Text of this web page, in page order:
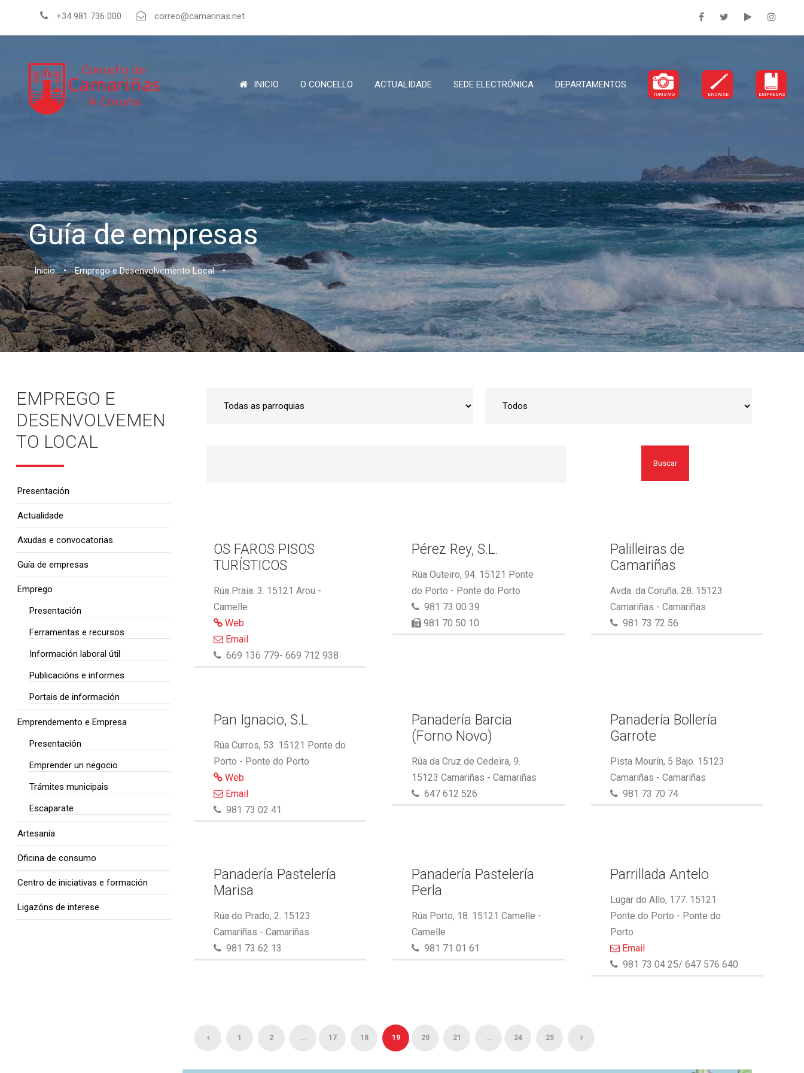
+34 981 736 000 correo@camarinas.net
INICIO O CONCELLO ACTUALIDADE SEDE ELECTRÓNICA DEPARTAMENTOS
TURISMO ENCAIXE EMPRESAS
Guía de empresas
Inicio • Emprego e Desenvolvemento Local •
Buscar
OS FAROS PISOS
TURÍSTICOS
Rúa Praia. 3. 15121 Arou -
Camelle
Web
Email
669 136 779- 669 712 938
Pérez Rey, S.L.
Rúa Outeiro, 94. 15121 Ponte
do Porto - Ponte do Porto
981 73 00 39
981 70 50 10
Palilleiras de
Camariñas
Avda. da Coruña. 28. 15123
Camariñas - Camariñas
981 73 72 56
Pan Ignacio, S.L
Rúa Curros, 53. 15121 Ponte do
Porto - Ponte do Porto
Web
Email
981 73 02 41
Panadería Barcia
(Forno Novo)
Rúa da Cruz de Cedeira, 9.
15123 Camariñas - Camariñas
647 612 526
Panadería Bollería
Garrote
Pista Mourín, 5 Bajo. 15123
Camariñas - Camariñas
981 73 70 74
Panadería Pastelería
Marisa
Rúa do Prado, 2. 15123
Camariñas - Camariñas
981 73 62 13
Panadería Pastelería
Perla
Rúa Porto, 18. 15121 Camelle -
Camelle
981 71 01 61
Parrillada Antelo
Lugar do Allo, 177. 15121
Ponte do Porto - Ponte do
Porto
Email
981 73 04 25/ 647 576 640
1 2 ... 17 18 19 20 21 ... 24 25
EMPREGO E
DESENVOLVEMEN
TO LOCAL
Presentación
Actualidade
Axudas e convocatorias
Guía de empresas
Emprego
Presentación
Ferramentas e recursos
Información laboral útil
Publicacións e informes
Portais de información
Emprendemento e Empresa
Presentación
Emprender un negocio
Trámites municipais
Escaparate
Artesanía
Oficina de consumo
Centro de iniciativas e formación
Ligazóns de interese